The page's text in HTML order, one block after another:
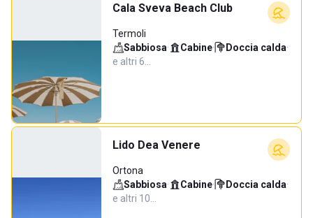
Cala Sveva Beach Club
Termoli
Sabbiosa· Cabine· Doccia calda·
e altri 6…
Lido Dea Venere
Ortona
Sabbiosa· Cabine· Doccia calda·
e altri 10…